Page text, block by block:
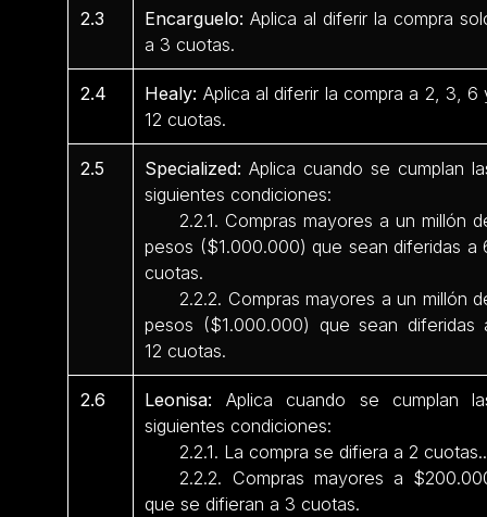
2.3 Encarguelo:Aplica al diferir la compra
a 3 cuotas.
2.4 Healy: Aplica al diferir la compra a 2, 3, 6
12 cuotas.
2.5 Specialized:Aplica cuando se cumplan
siguientes condiciones:
2.2.1. Compras mayores a un millón
pesos ($1.000.000) que sean diferidas a
cuotas.
2.2.2. Compras mayores a un millón
pesos ($1.000.000) que sean diferidas
12 cuotas.
2.6 Leonisa: Aplica cuando se cumplan
siguientes condiciones:
2.2.1. La compra se difiera a 2 cuotas..
2.2.2. Compras mayores a
que se difieran a 3 cuotas.